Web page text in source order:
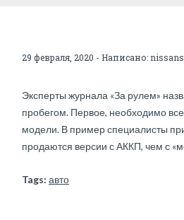
29 февраля, 2020 - Написано:
Эксперты журнала «За рулем»
пробегом. Первое, необходимо
модели. В пример специалисты
продаются версии с АККП, чем с
Tags: авто